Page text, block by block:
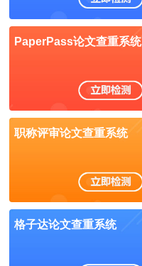
PaperPass论文查重系统
职称评审论文查重系统
格子达论文查重系统